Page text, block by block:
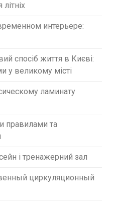
интерьере:
спосіб життя в Києві:
у великому місті
ламинату
правилами та
і тренажерний зал
циркуляционный